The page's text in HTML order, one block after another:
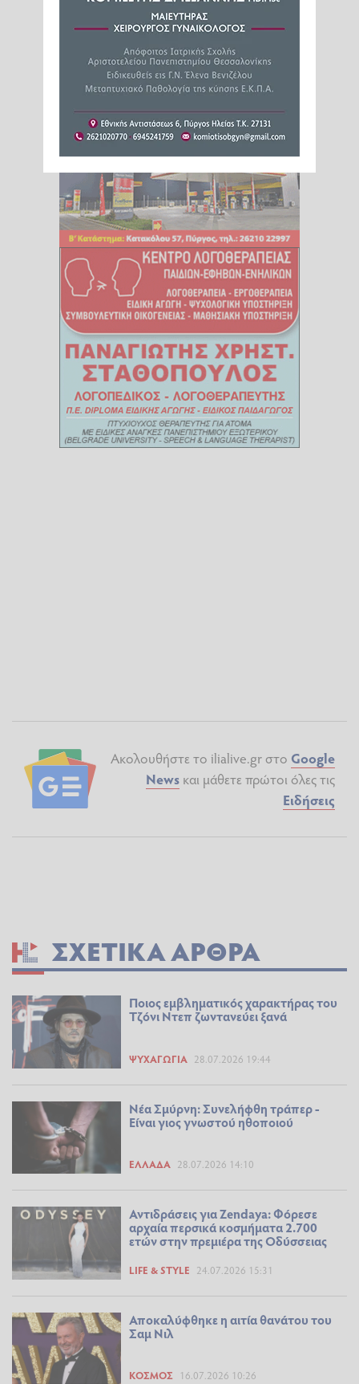
Ακολουθήστε το ilialive.gr στο Google
News και μάθετε πρώτοι όλες τις
Ειδήσεις
ΣΧΕΤΙΚΆ ΆΡΘΡΑ
Ποιος εμβληματικός χαρακτήρας του
Τζόνι Ντεπ ζωντανεύει ξανά
ΨΥΧΑΓΩΓΊΑ 28.07.2026 19:44
Νέα Σμύρνη: Συνελήφθη τράπερ -
Είναι γιος γνωστού ηθοποιού
ΕΛΛΆΔΑ 28.07.2026 14:10
Αντιδράσεις για Zendaya: Φόρεσε
αρχαία περσικά κοσμήματα 2.700
ετών στην πρεμιέρα της Οδύσσειας
LIFE & STYLE 24.07.2026 15:31
Αποκαλύφθηκε η αιτία θανάτου του
Σαμ Νιλ
ΚΌΣΜΟΣ 16.07.2026 10:26